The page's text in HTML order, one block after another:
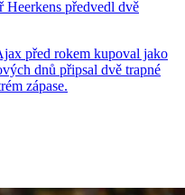
Heerkens předvedl dvě
před rokem kupoval jako
dnů připsal dvě trapné
zápase.